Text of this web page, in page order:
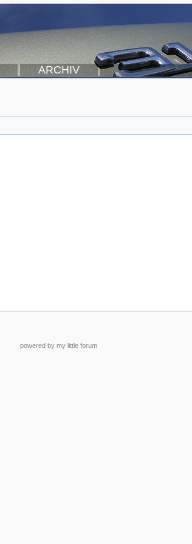
ARCHIV
powered by my little forum